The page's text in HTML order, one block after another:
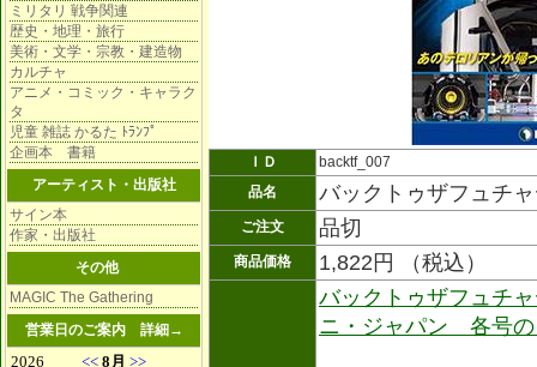
ミリタリ 戦争関連
歴史・地理・旅行
美術・文学・宗教・建造物
カルチャ
アニメ・コミック・キャラク
タ
児童 雑誌 かるた ﾄﾗﾝﾌﾟ
企画本 書籍
アーティスト・出版社
サイン本
作家・出版社
その他
MAGIC The Gathering
営業日のご案内 詳細→
ＩＤ
backtf_007
品名
バックトゥザフュチ
ご注文 品切
商品価格 1,822円 （税込）
バックトゥザフュチ
ニ・ジャパン 各号の